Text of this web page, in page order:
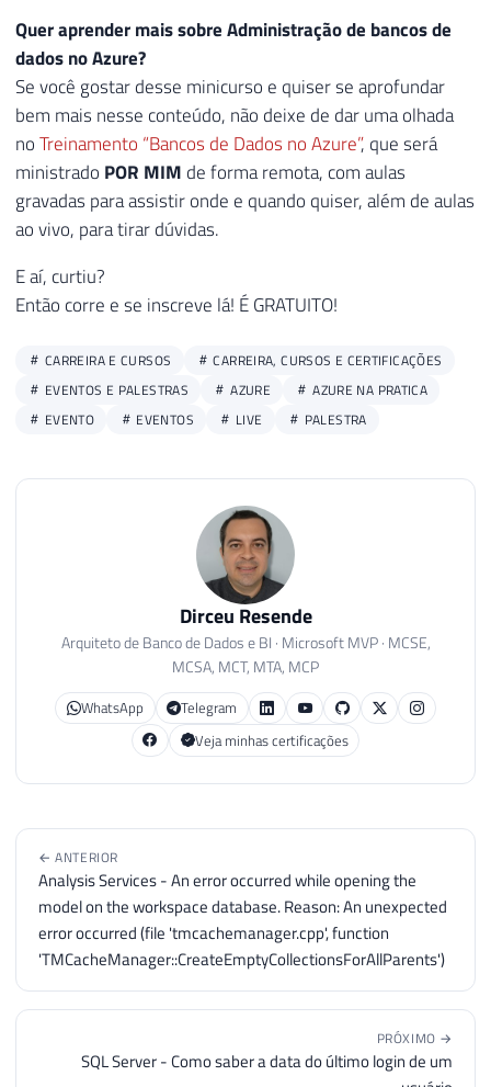
Quer aprender mais sobre Administração de bancos de
dados no Azure?
Se você gostar desse minicurso e quiser se aprofundar
bem mais nesse conteúdo, não deixe de dar uma olhada
noTreinamento “Bancos de Dados no Azure”, que será
ministrado POR MIM de forma remota, com aulas
gravadas para assistir onde e quando quiser, além de aulas
ao vivo, para tirar dúvidas.
E aí, curtiu?
Então corre e se inscreve lá! É GRATUITO!
CARREIRA E CURSOS
CARREIRA, CURSOS E CERTIFICAÇÕES
EVENTOS E PALESTRAS
AZURE
AZURE NA PRATICA
EVENTO
EVENTOS LIVE PALESTRA
Dirceu Resende
Arquiteto de Banco de Dados e BI · Microsoft MVP · MCSE,
MCSA, MCT, MTA, MCP
WhatsApp
Telegram
Veja minhas certificações
← ANTERIOR
Analysis Services - An error occurred while opening the
model on the workspace database. Reason: An unexpected
error occurred (file 'tmcachemanager.cpp', function
'TMCacheManager::CreateEmptyCollectionsForAllParents')
PRÓXIMO →
SQL Server - Como saber a data do último login de um